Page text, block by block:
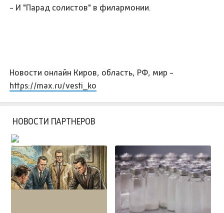
- И "Парад солистов" в филармонии.
Новости онлайн Киров, область, РФ, мир -
https://max.ru/vesti_ko
НОВОСТИ ПАРТНЕРОВ